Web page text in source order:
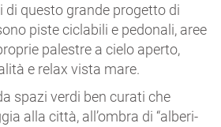
di questo grande progetto di
piste ciclabili e pedonali, aree
palestre a cielo aperto,
e relax vista mare.
spazi verdi ben curati che
alla città, all’ombra di “alberi-